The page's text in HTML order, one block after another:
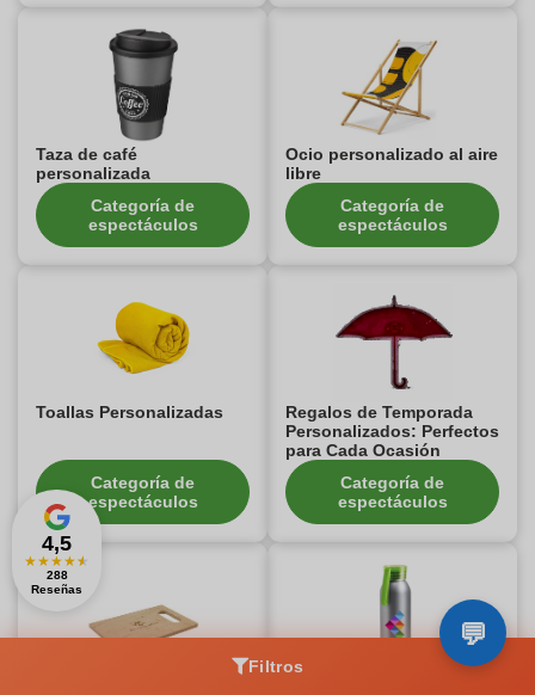
Taza de café
personalizada
Categoría de
espectáculos
Ocio personalizado al aire
libre
Categoría de
espectáculos
Toallas Personalizadas
Categoría de
espectáculos
Regalos de Temporada
Personalizados: Perfectos
para Cada Ocasión
Categoría de
espectáculos
Filtros
4,5
★★★★★
288
Reseñas